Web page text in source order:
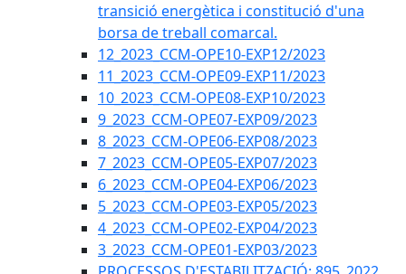
transició energètica i constitució d'una
borsa de treball comarcal.
12_2023_CCM-OPE10-EXP12/2023
11_2023_CCM-OPE09-EXP11/2023
10_2023_CCM-OPE08-EXP10/2023
9_2023_CCM-OPE07-EXP09/2023
8_2023_CCM-OPE06-EXP08/2023
7_2023_CCM-OPE05-EXP07/2023
6_2023_CCM-OPE04-EXP06/2023
5_2023_CCM-OPE03-EXP05/2023
4_2023_CCM-OPE02-EXP04/2023
3_2023_CCM-OPE01-EXP03/2023